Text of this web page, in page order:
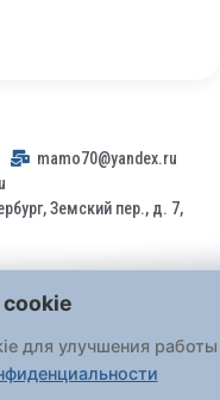
mamo70@yandex.ru
Земский пер., д. 7,
поступившие на
на основании
№ 59-ФЗ. Обращения
«Госуслуги» (ЕПГУ)
для улучшения работы